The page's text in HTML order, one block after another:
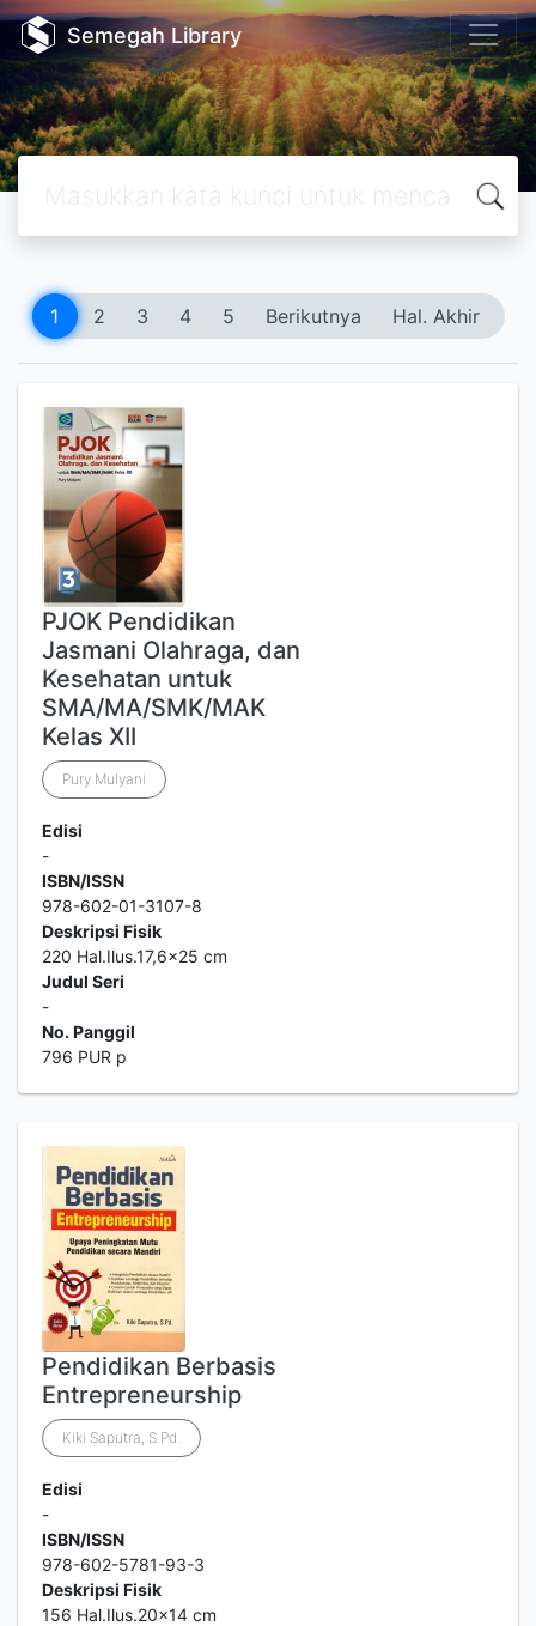
Semegah Library
1 2 3 4 5 Berikutnya Hal. Akhir
PJOK Pendidikan
Jasmani Olahraga, dan
Kesehatan untuk
SMA/MA/SMK/MAK
Kelas XII
Pury Mulyani
Edisi
-
ISBN/ISSN
978-602-01-3107-8
Deskripsi Fisik
220 Hal.Ilus.17,6x25 cm
Judul Seri
-
No. Panggil
796 PUR p
Pendidikan Berbasis
Entrepreneurship
Kiki Saputra, S.Pd.
Edisi
-
ISBN/ISSN
978-602-5781-93-3
Deskripsi Fisik
156 Hal.Ilus.20x14 cm